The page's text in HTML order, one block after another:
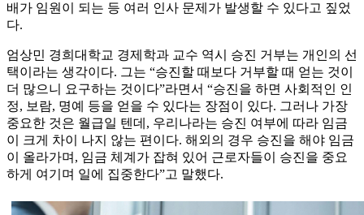
배가 임원이 되는 등 여러 인사 문제가 발생할 수 있다고 짚었
다.
엄상민 경희대학교 경제학과 교수 역시 승진 거부는 개인의 선
택이라는 생각이다. 그는 “승진할 때보다 거부할 때 얻는 것이
더 많으니 요구하는 것이다”라면서 “승진을 하면 사회적인 인
정, 보람, 명예 등을 얻을 수 있다는 장점이 있다. 그러나 가장
중요한 것은 월급일 텐데, 우리나라는 승진 여부에 따라 임금
이 크게 차이 나지 않는 편이다. 해외의 경우 승진을 해야 임금
이 올라가며, 임금 체계가 잡혀 있어 근로자들이 승진을 중요
하게 여기며 일에 집중한다”고 말했다.